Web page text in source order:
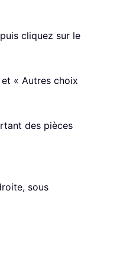
cliquez sur le
« Autres choix
des pièces
sous